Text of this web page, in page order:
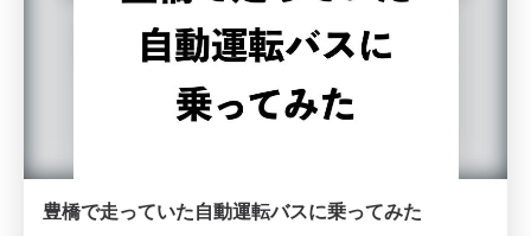
豊橋で走っていた自動運転バスに乗ってみた